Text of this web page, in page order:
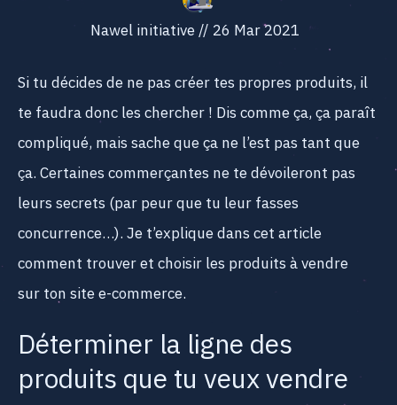
Nawel initiative// 26 Mar 2021
Si tu décides de ne pas créer tes propres produits, il
te faudra donc les chercher ! Dis comme ça, ça paraît
compliqué, mais sache que ça ne l’est pas tant que
ça. Certaines commerçantes ne te dévoileront pas
leurs secrets (par peur que tu leur fasses
concurrence…). Je t’explique dans cet article
comment trouver et choisir les produits à vendre
sur ton site e-commerce.
Déterminer la ligne des
produits que tu veux vendre